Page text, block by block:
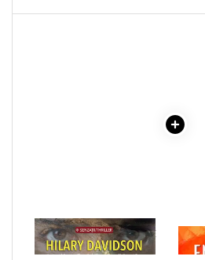
1 x ULTIMA EI SUFLARE